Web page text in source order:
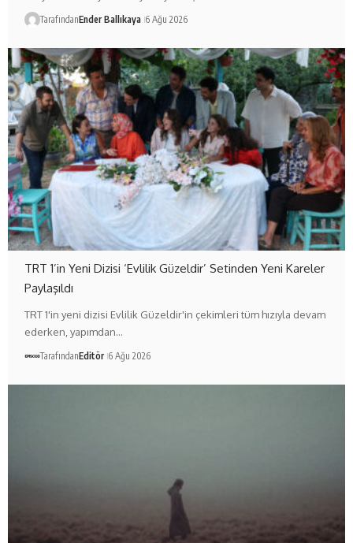
TarafındanEnder Ballıkaya 6 Ağu 2026
TRT 1’in Yeni Dizisi ‘Evlilik Güzeldir’ Setinden Yeni Kareler
Paylaşıldı
TRT 1'in yeni dizisi Evlilik Güzeldir'in çekimleri tüm hızıyla devam
ederken, yapımdan…
TarafındanEditör 6 Ağu 2026